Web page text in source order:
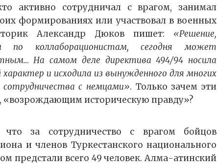
активно сотрудничал с врагом, занимал
формированиях или участвовал в военных
Александр Дюков пишет: «Решение,
по коллаборационистам, сегодня может
На самом деле директива 494/94 носила
и исходила из вынужденного для многих
сотрудничества с немцами». Только зачем эти
«возрождающим историческую правду»?
за сотрудничество с врагом бойцов
и членов Туркестанского национального
предстали всего 49 человек. Алма-атинский